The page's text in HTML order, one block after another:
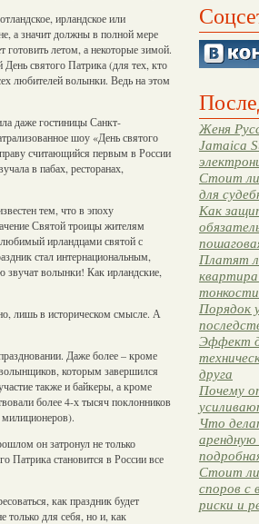
Женя
Jamaica
Стоит ли
для
Как
Платят
Порядок
Эффект
друга
Почему
Что
арендную
Стоит ли
споров с
риски и
ирландское или
а значит должны в полной мере
готовить летом, а некоторые зимой.
святого Патрика (для тех, кто
любителей волынки. Ведь на этом
даже гостиницы Санкт-
шоу «День святого
считающийся первым в России
в пабах, ресторанах,
тем, что в эпоху
Святой троицы жителям
любимый ирландцами святой с
стал интернациональным,
волынки! Как ирландские,
лишь в историческом смысле. А
Даже более – кроме
которым завершился
также и байкеры, а кроме
более 4-х тысяч поклонников
он затронул не только
Патрика становится в России все
как праздник будет
только для себя, но и, как